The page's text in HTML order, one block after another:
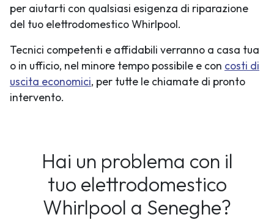
per aiutarti con qualsiasi esigenza di riparazione
del tuo elettrodomestico Whirlpool.
Tecnici competenti e affidabili verranno a casa tua
o in ufficio, nel minore tempo possibile e con costi di
uscita economici, per tutte le chiamate di pronto
intervento.
Hai un problema con il
tuo elettrodomestico
Whirlpool a Seneghe?